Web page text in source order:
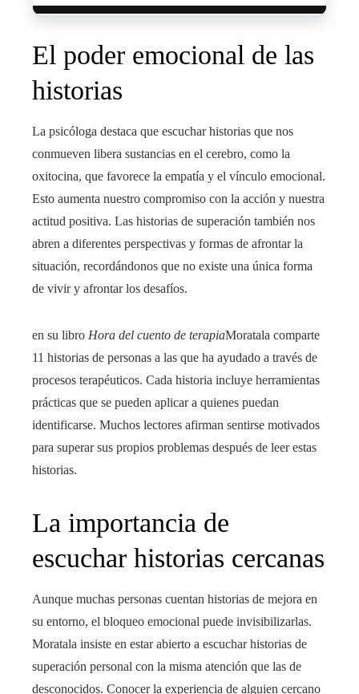
El poder emocional de las
historias
La psicóloga destaca que escuchar historias que nos
conmueven libera sustancias en el cerebro, como la
oxitocina, que favorece la empatía y el vínculo emocional.
Esto aumenta nuestro compromiso con la acción y nuestra
actitud positiva. Las historias de superación también nos
abren a diferentes perspectivas y formas de afrontar la
situación, recordándonos que no existe una única forma
de vivir y afrontar los desafíos.
en su libro Hora del cuento de terapiaMoratala comparte
11 historias de personas a las que ha ayudado a través de
procesos terapéuticos. Cada historia incluye herramientas
prácticas que se pueden aplicar a quienes puedan
identificarse. Muchos lectores afirman sentirse motivados
para superar sus propios problemas después de leer estas
historias.
La importancia de
escuchar historias cercanas
Aunque muchas personas cuentan historias de mejora en
su entorno, el bloqueo emocional puede invisibilizarlas.
Moratala insiste en estar abierto a escuchar historias de
superación personal con la misma atención que las de
desconocidos. Conocer la experiencia de alguien cercano